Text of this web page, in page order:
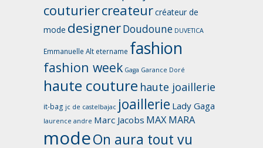
couturiercreateurcréateur de
mode designerDoudoune DUVETICA
Emmanuelle Alt etername fashion
fashion week Gaga Garance Doré
haute couture haute joaillerie
it-bag jc de castelbajac joaillerie Lady Gaga
laurence andre Marc Jacobs MAX MARA
modeOn aura tout vu